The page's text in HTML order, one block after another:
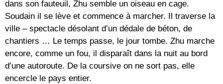
dans son fauteuil, Zhu semble un oiseau en cage.
Soudain il se lève et commence à marcher. Il traverse la
ville – spectacle désolant d’un dédale de béton, de
chantiers … Le temps passe, le jour tombe. Zhu marche
encore, comme un fou, il disparaît dans la nuit au bord
d’une autoroute. De la coursive on ne sort pas, elle
encercle le pays entier.